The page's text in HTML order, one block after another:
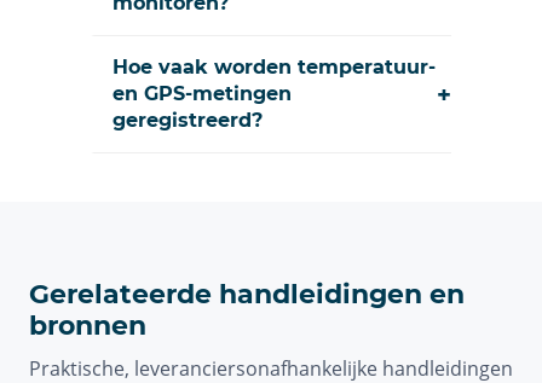
Hoe vaak worden temperatuur-
en GPS-metingen
geregistreerd?
+
Gerelateerde handleidingen en
bronnen
Praktische, leveranciersonafhankelijke handleidingen